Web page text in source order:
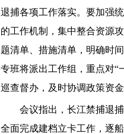
退捕各项工作落实。要加强
的工作机制，集中整合资源
题清单、措施清单，明确时
专班将派出工作组，重点对“
巡查督办，及时协调政策资
会议指出，长江禁捕退
全面完成建档立卡工作，逐